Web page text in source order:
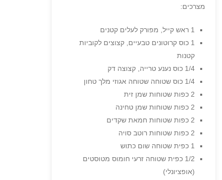
מצרכים:
1 ראש קייל, מפורק לעלים קטנים
1 כוס קרוטונים טבעיים, קצוצים לקוביות
קטנות
1/4 כוס נענע טרייה, קצוצה דק
1/4 כוס שטוחה שטוחה אגוזי מלך טחון
2 כפות שטוחות שמן זית
2 כפות שטוחות שמן טחינה
2 כפות שטוחות חמאת שקדים
2 כפות שטוחות רוטב סויה
1 כפית שטוחה שום כתוש
1/2 כפית שטוחה זרעי חומוס מטוסטים
(אופציונלי)